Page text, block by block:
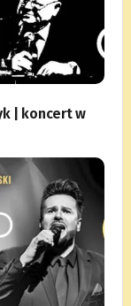
| koncert w